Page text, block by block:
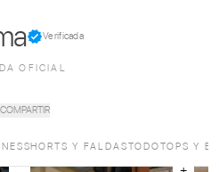
Verificada
OFICIAL
COMPARTIR
SHORTS Y FALDASTODOTOPS Y